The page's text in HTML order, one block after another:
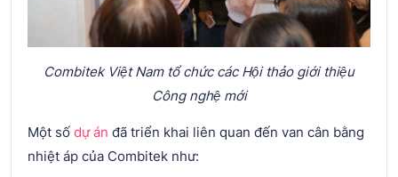
Combitek Việt Nam tổ chức các Hội thảo giới thiệu
Công nghệ mới
Một số dự án đã triển khai liên quan đến van cân bằng
nhiệt áp của Combitek như: